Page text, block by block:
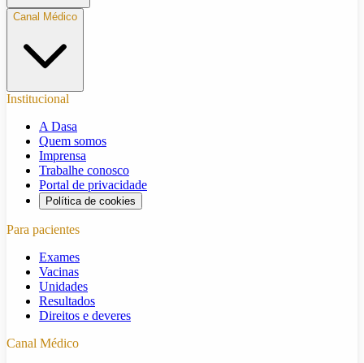
Canal Médico
Institucional
A Dasa
Quem somos
Imprensa
Trabalhe conosco
Portal de privacidade
Política de cookies
Para pacientes
Exames
Vacinas
Unidades
Resultados
Direitos e deveres
Canal Médico